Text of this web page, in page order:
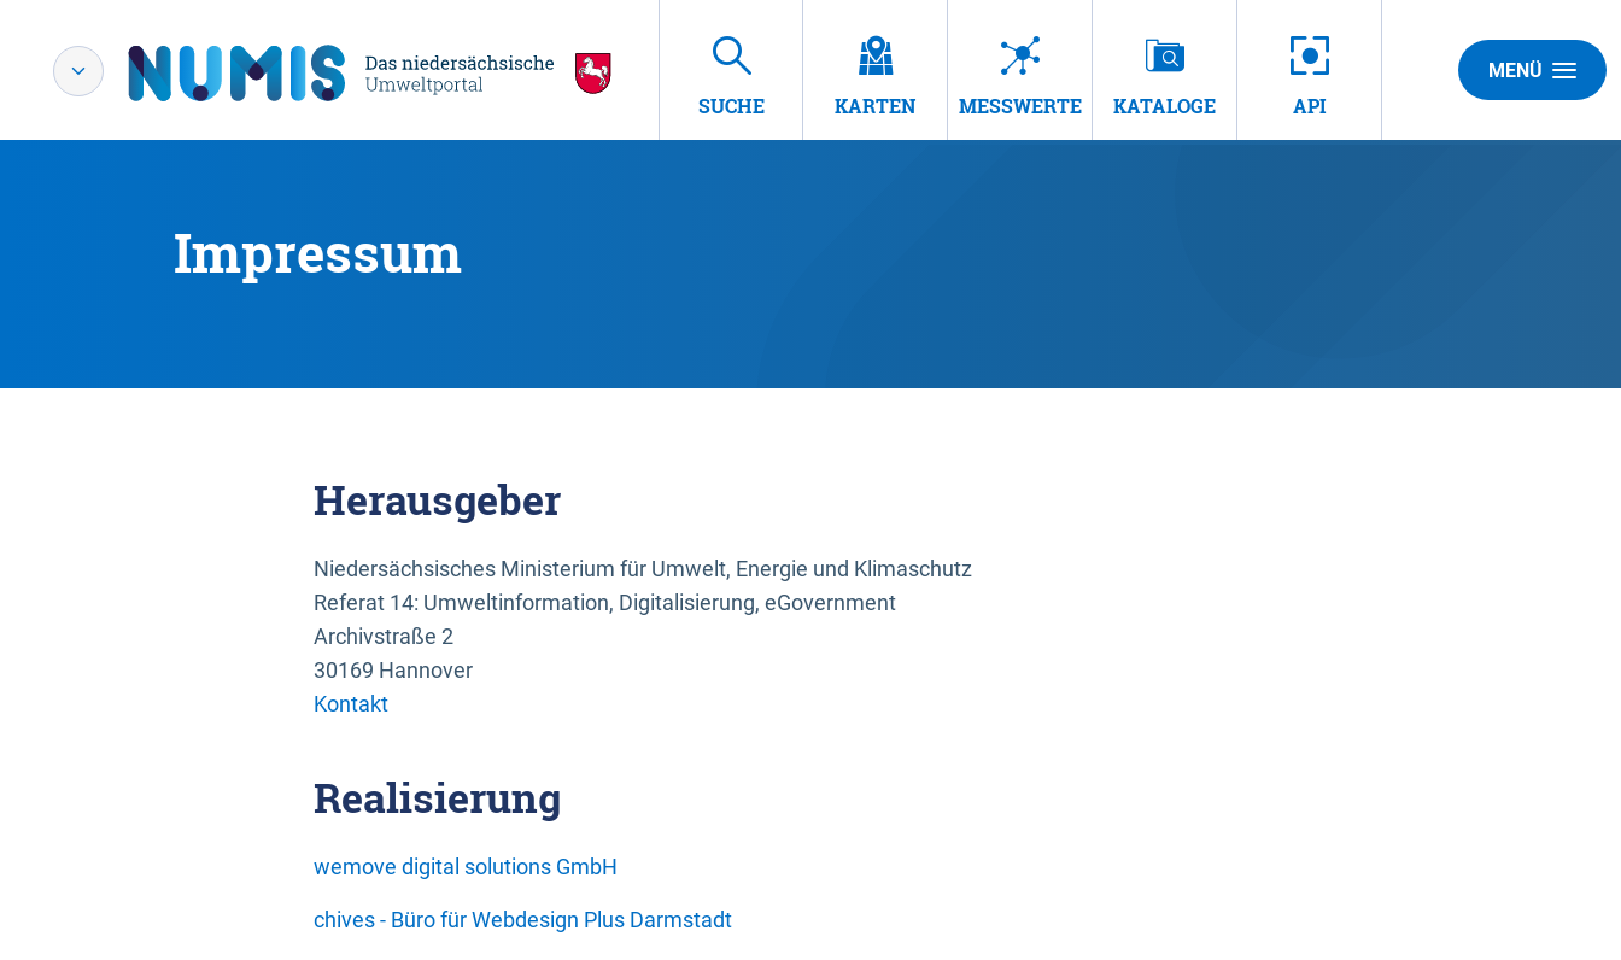
SUCHE KARTEN MESSWERTE KATALOGE API
MENÜ
Impressum
Herausgeber
Niedersächsisches Ministerium für Umwelt, Energie und Klimaschutz
Referat 14: Umweltinformation, Digitalisierung, eGovernment
Archivstraße 2
30169 Hannover
Kontakt
Realisierung
wemove digital solutions GmbH
chives - Büro für Webdesign Plus Darmstadt